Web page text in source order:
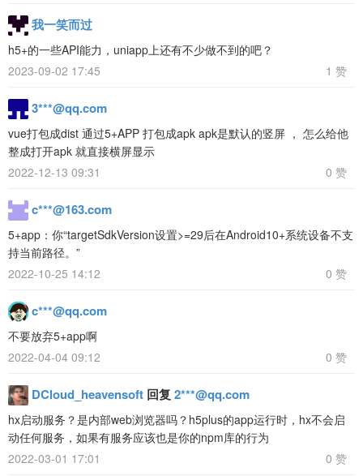
我一笑而过
h5+的一些API能力，uniapp上还有不少做不到的吧？
2023-09-02 17:45
1 赞
3***@qq.com
vue打包成dist 通过5+APP 打包成apk apk是默认的竖屏 ， 怎么给他
整成打开apk 就直接横屏显示
2022-12-13 09:31
0 赞
c***@163.com
5+app：你“targetSdkVersion设置>=29后在Android10+系统设备不支
持当前路径。”
2022-10-25 14:12
0 赞
c***@qq.com
不要放弃5+app啊
2022-04-04 09:12
0 赞
DCloud_heavensoft 回复 2***@qq.com
hx启动服务？是内部web浏览器吗？h5plus的app运行时，hx不会启
动任何服务，如果有服务应该也是你的npm库的行为
2022-03-01 17:01
0 赞